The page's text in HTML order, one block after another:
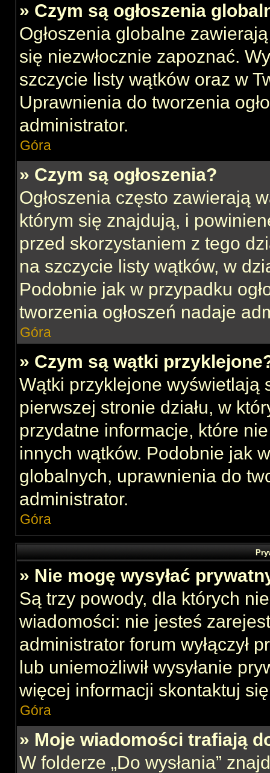
» Czym są ogłoszenia
Ogłoszenia globalne
się niezwłocznie zapoznać.
szczycie listy wątków oraz w
Uprawnienia do tworzenia
administrator.
Góra
» Czym są ogłoszenia?
Ogłoszenia często zawierają
którym się znajdują, i
przed skorzystaniem z tego
na szczycie listy wątków, w
Podobnie jak w przypadku
tworzenia ogłoszeń nadaje
Góra
» Czym są wątki
Wątki przyklejone wyświetlają
pierwszej stronie działu, w
przydatne informacje, które
innych wątków. Podobnie jak
globalnych, uprawnienia do
administrator.
Góra
» Nie mogę wysyłać
Są trzy powody, dla których
wiadomości: nie jesteś
administrator forum wyłączył
lub uniemożliwił wysyłanie
więcej informacji skontaktuj
Góra
» Moje wiadomości trafiają
W folderze „Do wysłania”